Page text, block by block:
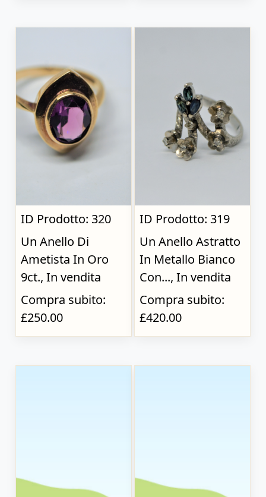
ID Prodotto: 320
Un Anello Di
Ametista In Oro
9ct., In vendita
Compra subito:
£250.00
ID Prodotto: 319
Un Anello Astratto
In Metallo Bianco
Con..., In vendita
Compra subito:
£420.00